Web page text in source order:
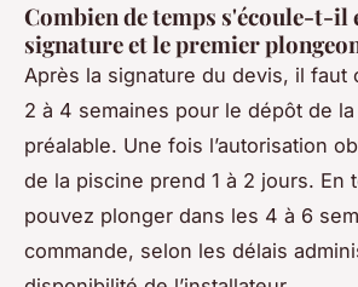
Combien de temps s'écoule-t-il
signature et le premier
Après la signature du devis, il faut
2 à 4 semaines pour le dépôt de
préalable. Une fois l’autorisation
de la piscine prend 1 à 2 jours. En
pouvez plonger dans les 4 à 6
commande, selon les délais